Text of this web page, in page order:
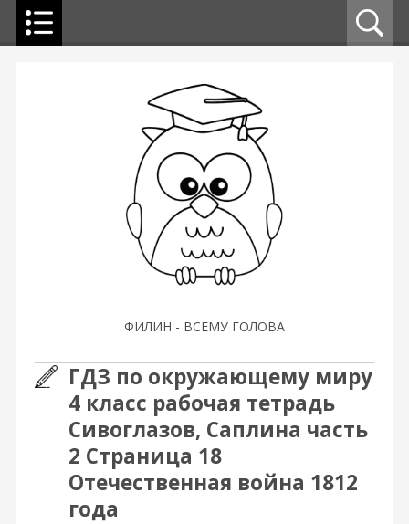
ФИЛИН - ВСЕМУ ГОЛОВА
ГДЗ по окружающему миру
4 класс рабочая тетрадь
Сивоглазов, Саплина часть
2 Страница 18
Отечественная война 1812
года